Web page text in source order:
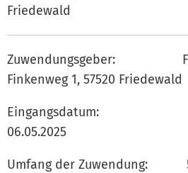
Friedewald
Zuwendungsgeber: Fa.
Finkenweg 1, 57520 Friedewald
Eingangsdatum:
Umfang der Zuwendung: